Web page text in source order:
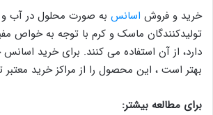
خرید و فروش اسانس به صورت محلول در آب
تولیدکنندگان ماسک و کرم با توجه به خواص
دارد، از آن استفاده می کنند. برای خرید
بهتر است ، این محصول را از مراکز خرید معتبر
برای مطالعه بیشتر: